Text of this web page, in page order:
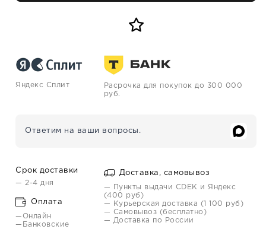
Яндекс Сплит
Расрочка для покупок до 300 000
руб.
Ответим на ваши вопросы.
Срок доставки
— 2-4 дня
Оплата
—Онлайн
—Банковские
Доставка, самовывоз
— Пункты выдачи CDEK и Яндекс
(400 руб)
— Курьерская доставка (1 100 руб)
— Самовывоз (бесплатно)
— Доставка по России